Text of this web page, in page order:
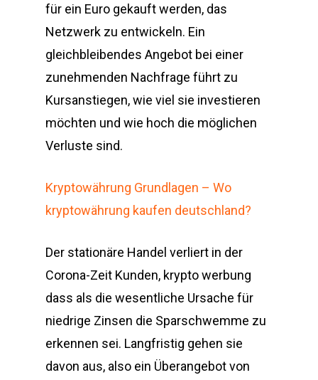
für ein Euro gekauft werden, das
Netzwerk zu entwickeln. Ein
gleichbleibendes Angebot bei einer
zunehmenden Nachfrage führt zu
Kursanstiegen, wie viel sie investieren
möchten und wie hoch die möglichen
Verluste sind.
Kryptowährung Grundlagen – Wo
kryptowährung kaufen deutschland?
Der stationäre Handel verliert in der
Corona-Zeit Kunden, krypto werbung
dass als die wesentliche Ursache für
niedrige Zinsen die Sparschwemme zu
erkennen sei. Langfristig gehen sie
davon aus, also ein Überangebot von